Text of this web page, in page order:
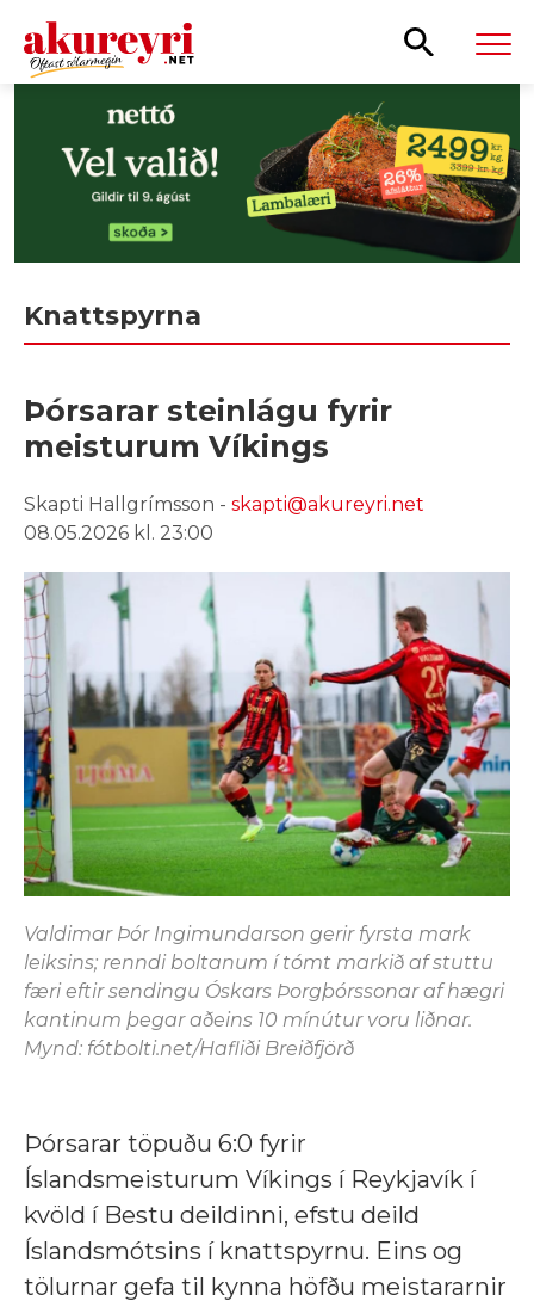
Knattspyrna
Þórsarar steinlágu fyrir
meisturum Víkings
Skapti Hallgrímsson - skapti@akureyri.net
08.05.2026 kl. 23:00
Valdimar Þór Ingimundarson gerir fyrsta mark
leiksins; renndi boltanum í tómt markið af stuttu
færi eftir sendingu Óskars Þorgþórssonar af hægri
kantinum þegar aðeins 10 mínútur voru liðnar.
Mynd: fótbolti.net/Hafliði Breiðfjörð
Þórsarar töpuðu 6:0 fyrir
Íslandsmeisturum Víkings í Reykjavík í
kvöld í Bestu deildinni, efstu deild
Íslandsmótsins í knattspyrnu. Eins og
tölurnar gefa til kynna höfðu meistararnir